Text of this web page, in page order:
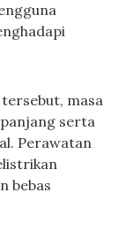
masa
serta
Perawatan
bebas